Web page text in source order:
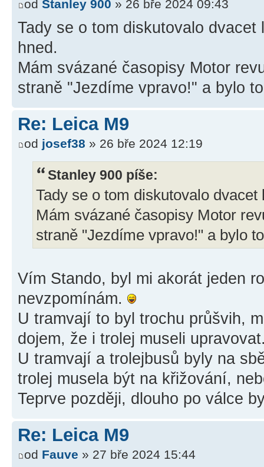
od Stanley 900 » 26 bře 2024 09:43
Tady se o tom diskutovalo
hned.
Mám svázané časopisy Motor
straně "Jezdíme vpravo!" a bylo
Re: Leica M9
od josef38 » 26 bře 2024 12:19
Stanley 900 píše:
Tady se o tom diskutovalo
Mám svázané časopisy Motor
straně "Jezdíme vpravo!" a bylo
Vím Stando, byl mi akorát jeden
nevzpomínám.
U tramvají to byl trochu průšvih,
dojem, že i trolej museli
U tramvají a trolejbusů byly na
trolej musela být na křižování,
Teprve později, dlouho po válce
Re: Leica M9
od Fauve » 27 bře 2024 15:44